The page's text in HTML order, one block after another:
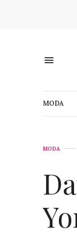
MODA
MODA